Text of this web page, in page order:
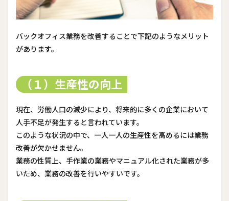
バックオフィス業務を改善することで下記のようなメリット
があります。
（１）生産性の向上
現在、労働人口の減少により、将来的に多くの企業において
人手不足が発生すると言われています。
このような状況の中で、一人一人の生産性を高めるには業務
改善が欠かせません。
業務の性質上、手作業の業務やマニュアル化された業務が多
いため、業務の改善を行いやすいです。